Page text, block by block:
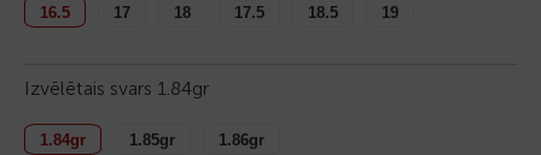
16.5 17 18 17.5 18.5 19
Izvēlētais svars 1.84gr
1.84gr 1.85gr 1.86gr